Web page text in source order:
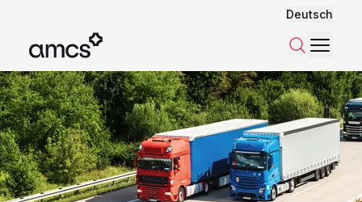
Deutsch
Suchen
Menü